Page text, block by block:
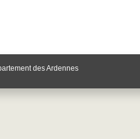
des Ardennes